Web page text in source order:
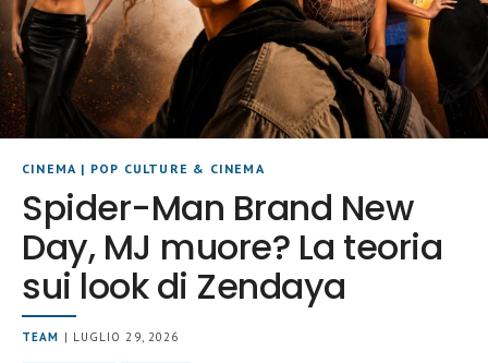
CINEMA | POP CULTURE & CINEMA
Spider-Man Brand New
Day, MJ muore? La teoria
sui look di Zendaya
TEAM | LUGLIO 29, 2026